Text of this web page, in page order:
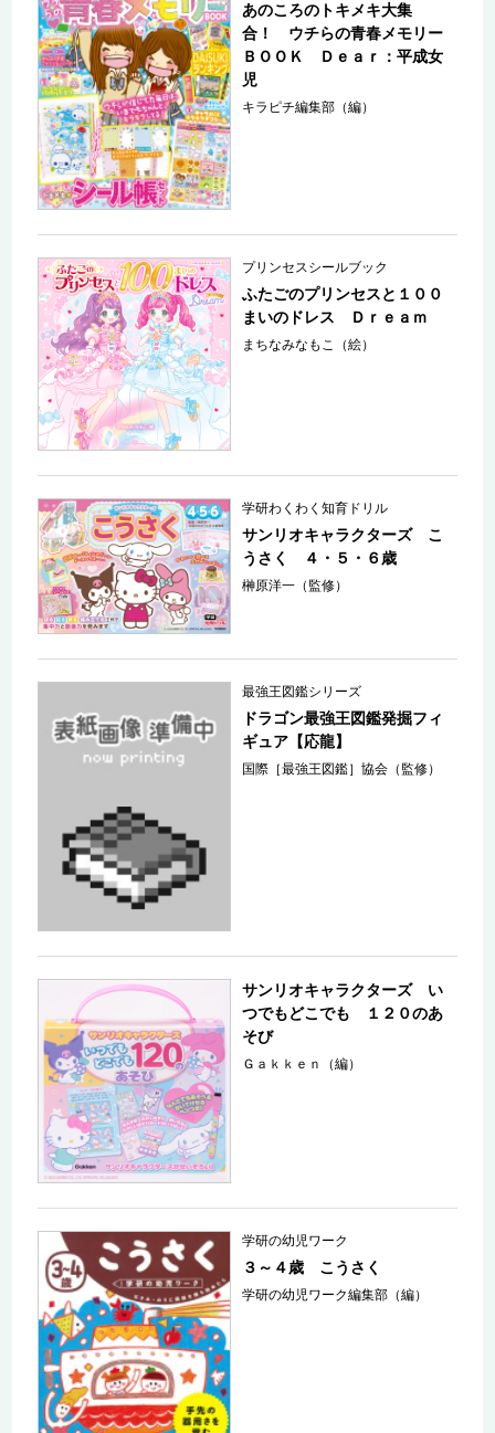
あのころのトキメキ大集
合！ ウチらの青春メモリー
ＢＯＯＫ Ｄｅａｒ：平成女
児
キラピチ編集部（編）
プリンセスシールブック
ふたごのプリンセスと１００
まいのドレス Ｄｒｅａｍ
まちなみなもこ（絵）
学研わくわく知育ドリル
サンリオキャラクターズ こ
うさく ４・５・６歳
榊原洋一（監修）
最強王図鑑シリーズ
ドラゴン最強王図鑑発掘フィ
ギュア【応龍】
国際［最強王図鑑］協会（監修）
サンリオキャラクターズ い
つでもどこでも １２０のあ
そび
Ｇａｋｋｅｎ（編）
学研の幼児ワーク
３～４歳 こうさく
学研の幼児ワーク編集部（編）